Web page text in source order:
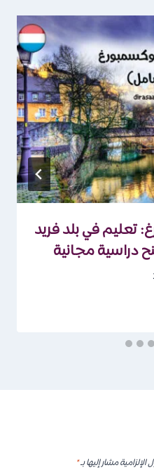
تعليم في بلد فريد
دراسية مجانية
الإلزامية مشار إليها بـ*